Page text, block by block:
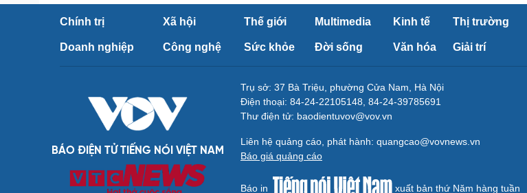
Chính trị Xã hội Thế giới Multimedia Kinh tế Thị trường
Doanh nghiệp Công nghệ Sức khỏe Đời sống Văn hóa Giải trí
BÁO ĐIỆN TỬ TIẾNG NÓI VIỆT NAM
Trụ sở: 37 Bà Triệu, phường Cửa Nam, Hà Nội
Điện thoại: 84-24-22105148, 84-24-39785691
Thư điện tử: baodientuvov@vov.vn
Liên hệ quảng cáo, phát hành: quangcao@vovnews.vn
Báo giá quảng cáo
Báo in xuất bản thứ Năm hàng tuần